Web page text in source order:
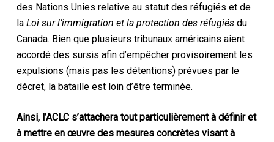
des Nations Unies relative au statut des réfugiés et de
la Loi sur l’immigration et la protection des réfugiésdu
Canada. Bien que plusieurs tribunaux américains aient
accordé des sursis afin d’empêcher provisoirement les
expulsions (mais pas les détentions) prévues par le
décret, la bataille est loin d’être terminée.
Ainsi, l’ACLC s’attachera tout particulièrement à définir et
à mettre en œuvre des mesures concrètes visant à